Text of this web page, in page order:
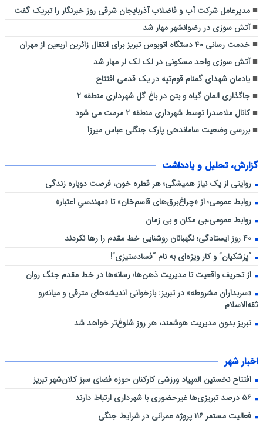
مدیرعامل شرکت آب و فاضلاب آذربایجان شرقی روز خبرنگار را تبریک گفت
آتش سوزی در رضوانشهر مهار شد
خدمت رسانی ۴۰ دستگاه اتوبوس تبریز برای انتقال زائرین اربعین از مهران
آتش سوزی واحد مسکونی در لک لک لر مهار شد
یادمان شهدای گمنام قوم‌تپه در یک قدمی افتتاح
جاگذاری المان گیاه و بتن در باغ گل شهرداری منطقه ۲
کانال ملاصدرا توسط شهرداری منطقه ۲ مرمت می شود
بررسی وضعیت ساماندهی پارک جنگلی عباس میرزا
گزارش، تحلیل و یادداشت
روایتی از یک نیاز همیشگی؛ هر قطره خون، فرصت دوباره زندگی
روابط عمومی؛ از «چراغ‌برق‌های قاسم‌خان» تا «مهندسیِ اعتبار»
روابط عمومی،بی مکان و بی زمان
۴۰ روز ایستادگی؛ نگهبانان روشنایی خط مقدم را رها نکردند
“پزشکیان” و کار ویژه‌ای به نام “فسادستیزی”!
از تحریف واقعیت تا مدیریت ذهن‌ها؛ رسانه‌ها در خط مقدم جنگ روان
«سربداران مشروطه» در تبریز: بازخوانی اندیشه‌های مترقی و میانه‌رو
ثقه‌الاسلام
تبریز بدون مدیریت هوشمند، هر روز شلوغ‌تر خواهد شد
اخبار شهر
افتتاح نخستین المپیاد ورزشی کارکنان حوزه فضای سبز کلان‌شهر تبریز
۵۶ درصد تبریزی‌ها غیرحضوری با شهرداری ارتباط دارند
فعالیت مستمر ۱۱۶ پروژه عمرانی در شرایط جنگی